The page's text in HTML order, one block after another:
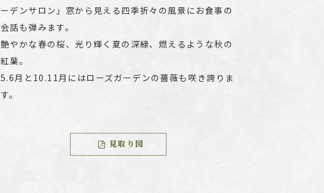
ーデンサロン」窓から見える四季折々の風景にお食事の
会話も弾みます。
艶やかな春の桜、光り輝く夏の深緑、燃えるような秋の
紅葉。
5.6月と10.11月にはローズガーデンの薔薇も咲き誇りま
す。
見取り図